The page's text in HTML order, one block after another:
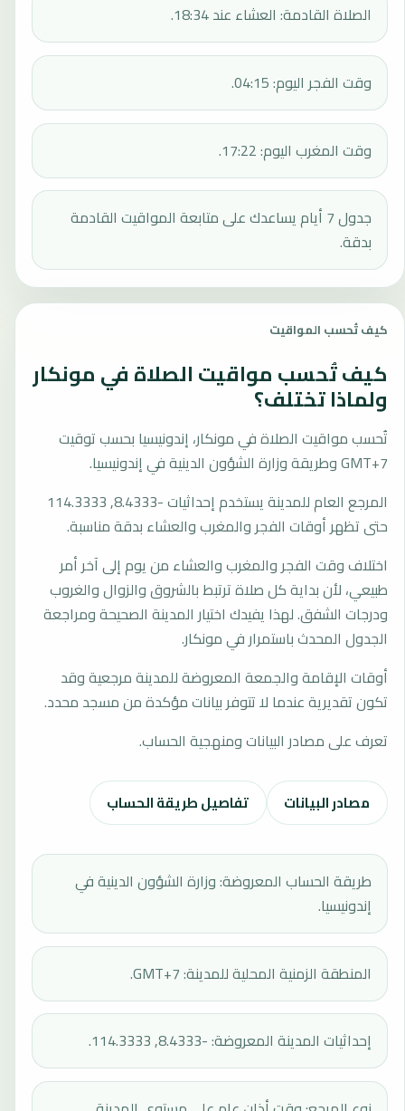
الصلاة القادمة: العشاء عند 18:34.
وقت الفجر اليوم: 04:15.
وقت المغرب اليوم: 17:22.
جدول 7 أيام يساعدك على متابعة المواقيت القادمة
بدقة.
كيف تُحسب المواقيت
كيف تُحسب مواقيت الصلاة في مونكار
ولماذا تختلف؟
تُحسب مواقيت الصلاة في مونكار، إندونيسيا بحسب توقيت
GMT+7 وطريقة وزارة الشؤون الدينية في إندونيسيا.
المرجع العام للمدينة يستخدم إحداثيات -8.4333, 114.3333
حتى تظهر أوقات الفجر والمغرب والعشاء بدقة مناسبة.
اختلاف وقت الفجر والمغرب والعشاء من يوم إلى آخر أمر
طبيعي، لأن بداية كل صلاة ترتبط بالشروق والزوال والغروب
ودرجات الشفق. لهذا يفيدك اختيار المدينة الصحيحة ومراجعة
الجدول المحدث باستمرار في مونكار.
أوقات الإقامة والجمعة المعروضة للمدينة مرجعية وقد
تكون تقديرية عندما لا تتوفر بيانات مؤكدة من مسجد محدد.
تعرف على مصادر البيانات ومنهجية الحساب.
مصادر البيانات تفاصيل طريقة الحساب
طريقة الحساب المعروضة: وزارة الشؤون الدينية في
إندونيسيا.
المنطقة الزمنية المحلية للمدينة: GMT+7.
إحداثيات المدينة المعروضة: -8.4333, 114.3333.